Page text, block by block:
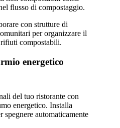
flusso di compostaggio.
con strutture di
per organizzare il
compostabili.
energetico
del tuo ristorante con
energetico. Installa
automaticamente